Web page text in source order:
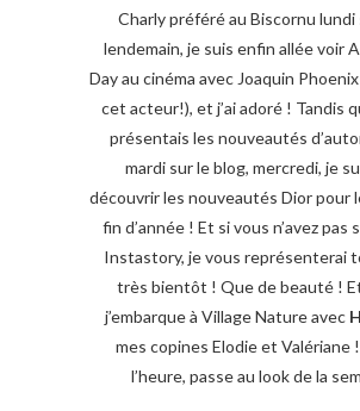
Charly préféré au Biscornu lundi
lendemain, je suis enfin allée voir
Day au cinéma avec Joaquin
cet acteur!), et j’ai adoré ! Tandis
présentais les nouveautés
mardi sur le blog, mercredi, je
découvrir les nouveautés Dior pour
fin d’année ! Et si vous n’avez pas
Instastory, je vous représenterai
très bientôt ! Que de beauté !
j’embarque à Village Nature avec
mes copines Elodie et Valériane
l’heure, passe au look de la